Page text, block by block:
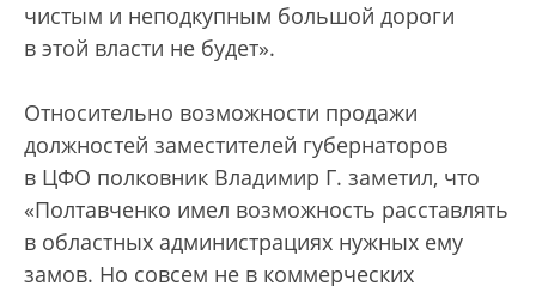
чистым и неподкупным большой дороги
в этой власти не будет».
Относительно возможности продажи
должностей заместителей губернаторов
в ЦФО полковник Владимир Г. заметил, что
«Полтавченко имел возможность расставлять
в областных администрациях нужных ему
замов. Но совсем не в коммерческих